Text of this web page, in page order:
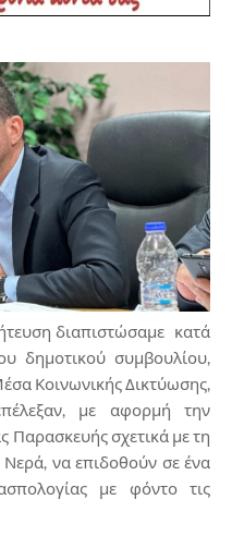
διαπιστώσαμε κατά
δημοτικού συμβουλίου,
Κοινωνικής Δικτύωσης,
με αφορμή την
σχετικά με τη
να επιδοθούν σε ένα
με φόντο τις